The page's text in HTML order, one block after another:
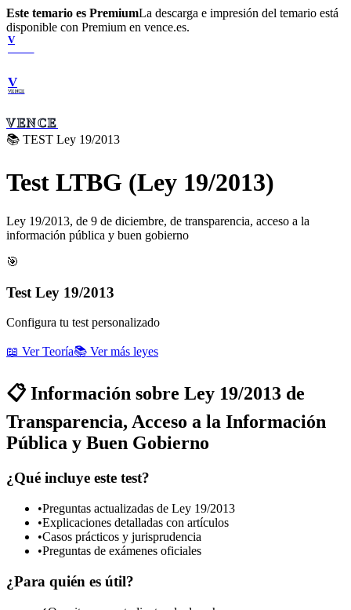
Este temario es PremiumLa descarga e impresión del temario está
disponible con Premium en vence.es.
V
V
VENCE
VENCE
📚 TEST Ley 19/2013
Test LTBG (Ley 19/2013)
Ley 19/2013, de 9 de diciembre, de transparencia, acceso a la
información pública y buen gobierno
🎯
Test Ley 19/2013
Configura tu test personalizado
📖 Ver Teoría📚 Ver más leyes
📋 Información sobre Ley 19/2013 de
Transparencia, Acceso a la Información
Pública y Buen Gobierno
¿Qué incluye este test?
•Preguntas actualizadas de Ley 19/2013
•Explicaciones detalladas con artículos
•Casos prácticos y jurisprudencia
•Preguntas de exámenes oficiales
¿Para quién es útil?